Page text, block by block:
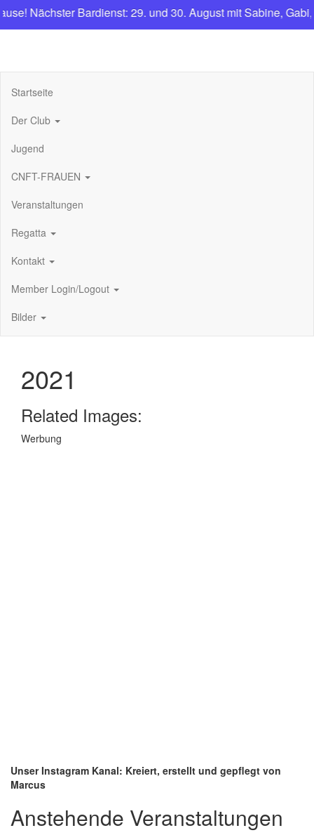
Nächster Bardienst: 29. und 30. August mit Sabine, Gabi,
Startseite
Der Club
Jugend
CNFT-FRAUEN
Veranstaltungen
Regatta
Kontakt
Member Login/Logout
Bilder
2021
Related Images:
Werbung
Unser Instagram Kanal: Kreiert, erstellt und gepflegt von
Marcus
Anstehende Veranstaltungen